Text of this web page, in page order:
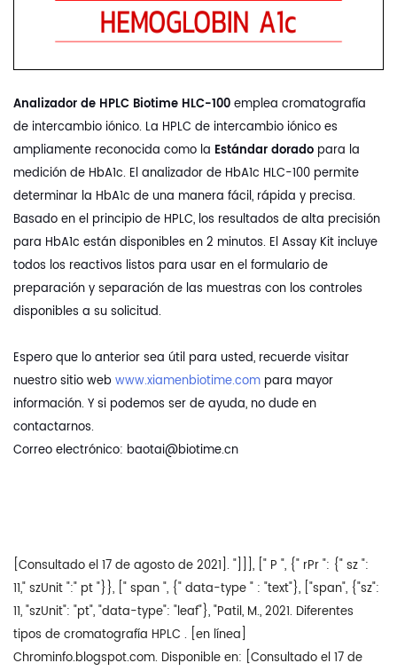
Analizador de HPLC Biotime HLC-100emplea cromatografía
de intercambio iónico. La HPLC de intercambio iónico es
ampliamente reconocida como la Estándar dorado para la
medición de HbA1c. El analizador de HbA1c HLC-100 permite
determinar la HbA1c de una manera fácil, rápida y precisa.
Basado en el principio de HPLC, los resultados de alta precisión
para HbA1c están disponibles en 2 minutos. El Assay Kit incluye
todos los reactivos listos para usar en el formulario de
preparación y separación de las muestras con los controles
disponibles a su solicitud.
Espero que lo anterior sea útil para usted, recuerde visitar
nuestro sitio webwww.xiamenbiotime.com para mayor
información. Y si podemos ser de ayuda, no dude en
contactarnos.
Correo electrónico: baotai@biotime.cn
[Consultado el 17 de agosto de 2021]. "]]], [" P ", {" rPr ": {" sz ":
11," szUnit ":" pt "}}, [" span ", {" data-type " : "text"}, ["span", {"sz":
11, "szUnit": "pt", "data-type": "leaf"}, "Patil, M., 2021. Diferentes
tipos de cromatografía HPLC . [en línea]
Chrominfo.blogspot.com. Disponible en: [Consultado el 17 de